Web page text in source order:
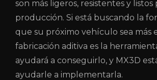
son más ligeros, resistentes y listos
producción. Si está buscando la
que su próximo vehículo sea más
fabricación aditiva es la
ayudará a conseguirlo, y MX3D
ayudarle a implementarla.